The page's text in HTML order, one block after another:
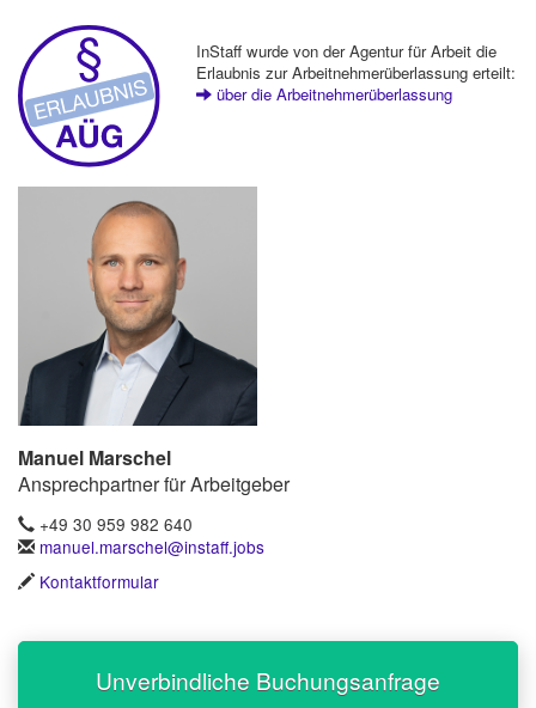
InStaff wurde von der Agentur für Arbeit die
Erlaubnis zur Arbeitnehmerüberlassung erteilt:
über die Arbeitnehmerüberlassung
Manuel Marschel
Ansprechpartner für Arbeitgeber
+49 30 959 982 640
manuel.marschel@instaff.jobs
Kontaktformular
Unverbindliche Buchungsanfrage